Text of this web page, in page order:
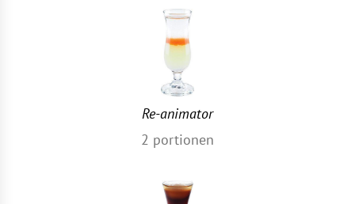
Re-animator
2 portionen